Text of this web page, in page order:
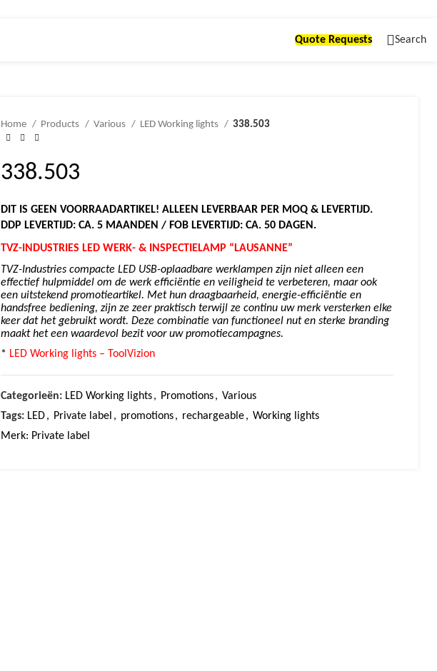
Quote Requests Search
Home Products Various LED Working lights 338.503
338.503
DIT IS GEEN VOORRAADARTIKEL! ALLEEN LEVERBAAR PER MOQ & LEVERTIJD.
DDP LEVERTIJD: CA. 5 MAANDEN / FOB LEVERTIJD: CA. 50 DAGEN.
TVZ-INDUSTRIES LED WERK- & INSPECTIELAMP “LAUSANNE”
TVZ-Industries compacte LED USB-oplaadbare werklampen zijn niet alleen een
effectief hulpmiddel om de werk efficiëntie en veiligheid te verbeteren, maar ook
een uitstekend promotieartikel. Met hun draagbaarheid, energie-efficiëntie en
handsfree bediening, zijn ze zeer praktisch terwijl ze continu uw merk versterken elke
keer dat het gebruikt wordt. Deze combinatie van functioneel nut en sterke branding
maakt het een waardevol bezit voor uw promotiecampagnes.
* LED Working lights – ToolVizion
Categorieën: LED Working lights, Promotions, Various
Tags: LED, Private label , promotions, rechargeable, Working lights
Merk: Private label